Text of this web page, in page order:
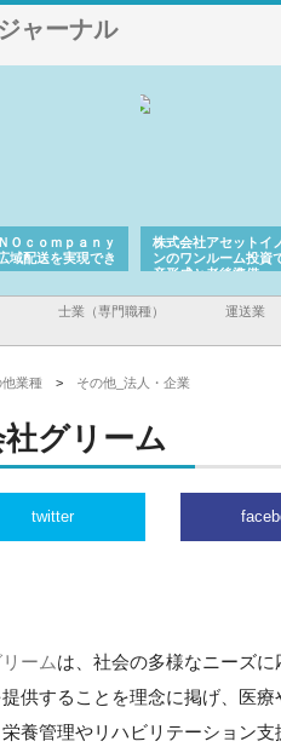
ャーナル
Ｏｃｏｍｐａｎｙ
域配送を実現でき
株式会社アセットイ
ンのワンルーム投資
産形成と老後準備
士業（専門職種） 運送業
他業種 > その他_法人・企業
グリーム
twitter
ームは、社会の多様なニーズ
供することを理念に掲げ、医
養管理やリハビリテーション